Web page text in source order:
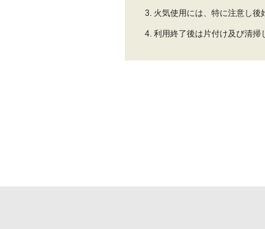
火気使用には、特に注意し後
利用終了後は片付け及び清掃